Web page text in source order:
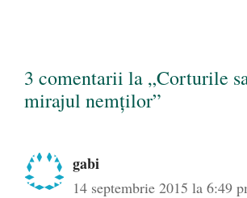
3 comentarii la „Corturile
mirajul nemţilor”
gabi
14 septembrie 2015 la 6:49